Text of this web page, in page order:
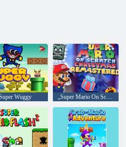
Wuggy „Super Mario On Scratch Christmas Remastered“